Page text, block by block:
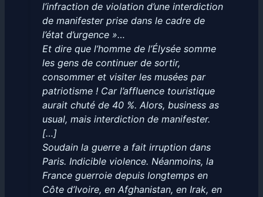
l’infraction de violation d’une interdiction
de manifester prise dans le cadre de
l’état d’urgence »…
Et dire que l’homme de l’Élysée somme
les gens de continuer de sortir,
consommer et visiter les musées par
patriotisme ! Car l’affluence touristique
aurait chuté de 40 %. Alors, business as
usual, mais interdiction de manifester.
[…]
Soudain la guerre a fait irruption dans
Paris. Indicible violence. Néanmoins, la
France guerroie depuis longtemps en
Côte d’Ivoire, en Afghanistan, en Irak, en